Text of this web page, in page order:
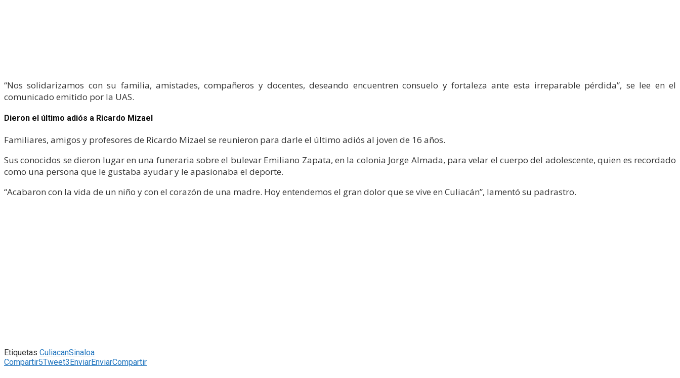
“Nos solidarizamos con su familia, amistades, compañeros y docentes, deseando encuentren consuelo y fortaleza ante esta irreparable pérdida”, se lee en el
comunicado emitido por la UAS.
Dieron el último adiós a Ricardo Mizael
Familiares, amigos y profesores de Ricardo Mizael se reunieron para darle el último adiós al joven de 16 años.
Sus conocidos se dieron lugar en una funeraria sobre el bulevar Emiliano Zapata, en la colonia Jorge Almada, para velar el cuerpo del adolescente, quien es recordado
como una persona que le gustaba ayudar y le apasionaba el deporte.
“Acabaron con la vida de un niño y con el corazón de una madre. Hoy entendemos el gran dolor que se vive en Culiacán”, lamentó su padrastro.
Etiquetas CuliacanSinaloa
Compartir5Tweet3EnviarEnviarCompartir